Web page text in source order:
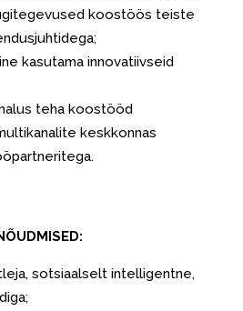
koostöös teiste
kasutama innovatiivseid
teha koostööd
keskkonnas
sotsiaalselt intelligentne,